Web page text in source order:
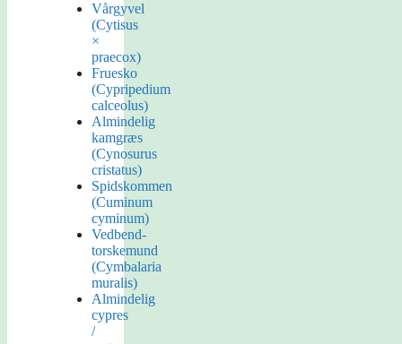
Vårgyvel
(Cytisus
×
praecox)
Fruesko
(Cypripedium
calceolus)
Almindelig
kamgræs
(Cynosurus
cristatus)
Spidskommen
(Cuminum
cyminum)
Vedbend-
torskemund
(Cymbalaria
muralis)
Almindelig
cypres
/